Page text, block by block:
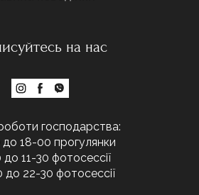
на нас
господарства:
до 18-00 прогулянки
до 11-30 фотосессії
до 22-30 фотосессії